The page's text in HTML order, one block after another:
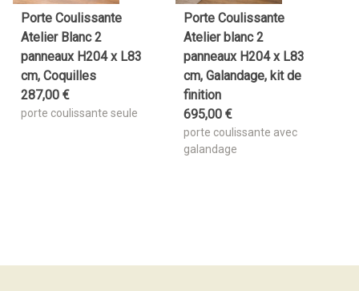
Porte Coulissante
Atelier Blanc 2
panneaux H204 x L83
cm, Coquilles
287,00 €
porte coulissante seule
Porte Coulissante
Atelier blanc 2
panneaux H204 x L83
cm, Galandage, kit de
finition
695,00 €
porte coulissante avec
galandage